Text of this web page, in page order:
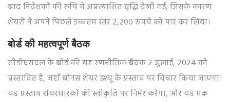
बाद निवेशकों की रुचि में अप्रत्याशित वृद्धि देखी गई, जिसके कारण
शेयरों ने अपने पिछले उच्चतम स्तर 2,200 रुपये को पार कर लिया।
बोर्ड की महत्वपूर्ण बैठक
सीडीएसएल के बोर्ड की यह रणनीतिक बैठक 2 जुलाई, 2024 को
प्रस्तावित है, जहाँ बोनस शेयर इश्यू के प्रस्ताव पर विचार किया जाएगा।
यह प्रस्ताव शेयरधारकों की स्वीकृति पर निर्भर करेगा, और यह एक